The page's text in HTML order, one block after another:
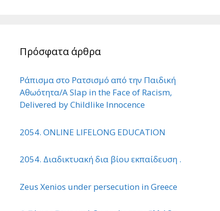
Πρόσφατα άρθρα
Ράπισμα στο Ρατσισμό από την Παιδική
Αθωότητα/A Slap in the Face of Racism,
Delivered by Childlike Innocence
2054. ONLINE LIFELONG EDUCATION
2054. Διαδικτυακή δια βίου εκπαίδευση .
Zeus Xenios under persecution in Greece